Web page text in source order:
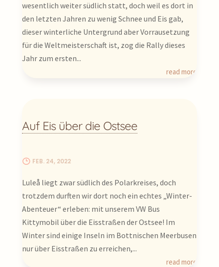
wesentlich weiter südlich statt, doch weil es dort in
den letzten Jahren zu wenig Schnee und Eis gab,
dieser winterliche Untergrund aber Vorrausetzung
für die Weltmeisterschaft ist, zog die Rally dieses
Jahr zum ersten...
read more
Auf Eis über die Ostsee
FEB. 24, 2022
Luleå liegt zwar südlich des Polarkreises, doch
trotzdem durften wir dort noch ein echtes „Winter-
Abenteuer“ erleben: mit unserem VW Bus
Kittymobil über die Eisstraßen der Ostsee! Im
Winter sind einige Inseln im Bottnischen Meerbusen
nur über Eisstraßen zu erreichen,...
read more